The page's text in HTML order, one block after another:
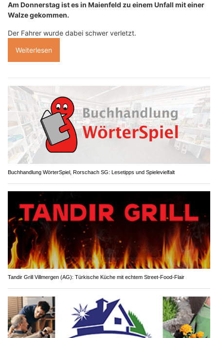
Am Donnerstag ist es in Maienfeld zu einem Unfall mit einer
Walze gekommen.
Der Fahrer wurde dabei schwer verletzt.
Weiterlesen
Buchhandlung WörterSpiel, Rorschach SG: Lesetipps und Spielevielfalt
Tandir Grill Villmergen (AG): Türkische Küche mit echtem Street-Food-Flair